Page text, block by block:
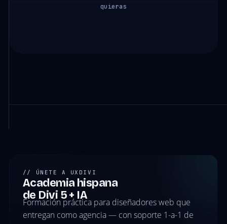
quieras
// ÚNETE A UXDIVI
Academia hispana
de Divi 5 + IA
Formación práctica para diseñadores web que
entregan como agencia — con soporte 1-a-1 de